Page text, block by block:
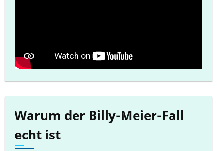
Warum der Billy-Meier-Fall
echt ist